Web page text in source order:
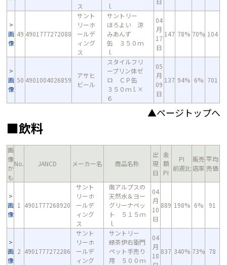
ス
ｌ
画
像
49 4901777272088
サント
リーホ
ールデ
ィング
ス
サントリー
ほろよい 涼
みあんず
缶 ３５０ｍ
ｌ
04
月
17
日
147 78% 70% 104
画
像
50 4901004026859
アサヒ
ビール
スタイルフリ
ープリン体ゼ
ロ ＣＰ缶
３５０ｍｌ×
６
05
月
09
日
137 94% 6% 701
▲ページトップへ
■飲料
画
像
か
も
No. JANCD メーカー名 商品名称
出
現
日
金
額
PI
PI
前週比
販売
店率
平均
売価
画
像
1 4901777268920
サント
リーホ
ールデ
ィング
ス
南アルプスの
天然水＆ヨー
グリーナペッ
ト ５１５ｍ
ｌ
04
月
10
日
889 198% 6% 91
画
像
2 4901777272286
サント
リーホ
ールデ
ィング
サントリー
緑茶伊右衛門
ペット手売り
用 ５００ｍ
04
月
18
837 340% 73% 78